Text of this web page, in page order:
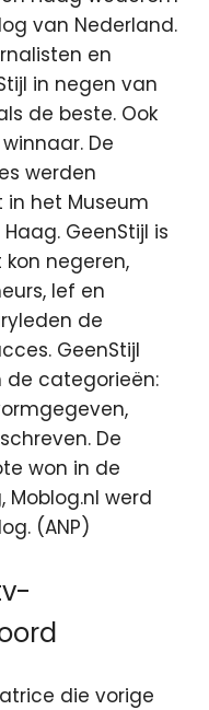
van Nederland.
en
in negen van
de beste. Ook
De
werden
het Museum
GeenStijl is
negeren,
lef en
de
GeenStijl
de categorieën:
De
won in de
werd
(ANP)
die vorige